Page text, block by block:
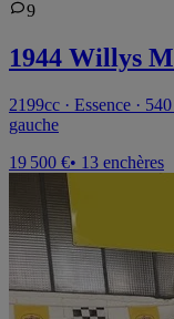
9
1944 Willys
2199cc · Essence ·
gauche
19 500 €• 13 enchères